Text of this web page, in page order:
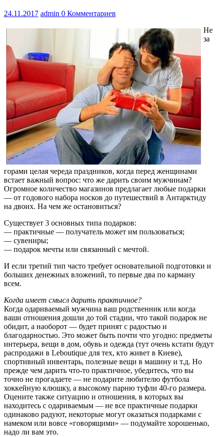
24.11.2017 admin 0 Комментариев
Не
за
горами целая череда праздников, когда перед женщинами
встает важный вопрос: что же дарить своим мужчинам?
Огромное количество магазинов предлагает любые подарки
— от годового набора носков до путешествий в Антарктиду
на двоих. На чем же остановиться?
Существует 3 основных типа подарков:
— практичные — получатель может им пользоваться;
— сувениры;
— подарок мечты или связанный с мечтой.
И если третий тип часто требует основательной подготовки и
больших денежных вложений, то первые два по карману
всем.
Когда имеет смысл дарить практичное?
Когда одариваемый мужчина ваш родственник или когда
ваши отношения дошли до той стадии, что такой подарок не
обидит, а наоборот — будет принят с радостью и
благодарностью. Это может быть почти что угодно: предметы
интерьера, вещи в дом, обувь и одежда (тут очень кстати будут
распродажи в Leboutique для тех, кто живет в Киеве),
спортивный инвентарь, полезные вещи в машину и т.д. Но
прежде чем дарить что-то практичное, убедитесь, что вы
точно не прогадаете — не подарите любителю футбола
хоккейную клюшку, а высокому парню туфли 40-го размера.
Оцените также ситуацию и отношения, в которых вы
находитесь с одариваемым — не все практичные подарки
одинаково радуют, некоторые могут оказаться подарками с
намеком или вовсе «говорящими» — подумайте хорошенько,
надо ли вам это.